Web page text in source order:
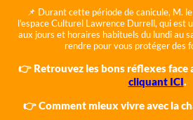
📌 Durant cette période de canicule, M.
l'espace Culturel Lawrence Durrell, qui est
aux jours et horaires habituels du lundi au
rendre pour vous protéger des
👉 Retrouvez les bons réflexes face
cliquant ICI.
👉 Comment mieux vivre avec la